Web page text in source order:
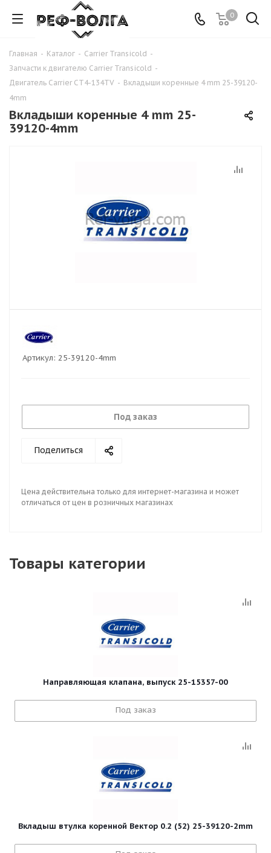
0
Главная - Каталог - Carrier Transicold -
Запчасти к двигателю Carrier Transicold -
Двигатель Carrier CT4-134TV - Вкладыши коренные 4 mm 25-39120-
4mm
Вкладыши коренные 4 mm 25-
39120-4mm
Артикул: 25-39120-4mm
Под заказ
Поделиться
Цена действительна только для интернет-магазина и может
отличаться от цен в розничных магазинах
Товары категории
Направляющая клапана, выпуск 25-15357-00
Под заказ
Вкладыш втулка коренной Вектор 0.2 (52) 25-39120-2mm